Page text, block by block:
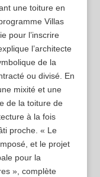
une toiture en
Villas
pour l’inscrire
l’architecte
de la
ou divisé. En
mixité et une
de la toiture de
à la fois
proche. « Le
et le projet
pour la
», complète